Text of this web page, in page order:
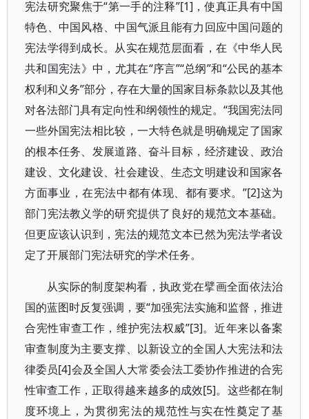
宪法研究聚焦于“第一手的注释”[1]，使真正具有中国
特色、中国风格、中国气派且能有力回应中国问题的
宪法学得到成长。从实在规范层面看，在《中华人民
共和国宪法》中，尤其在“序言”“总纲”和“公民的基本
权利和义务”部分，存在大量的国家目标条款以及其他
对各法部门具有定向性和纲领性的规定。“我国宪法同
一些外国宪法相比较，一大特色就是明确规定了国家
的根本任务、发展道路、奋斗目标，经济建设、政治
建设、文化建设、社会建设、生态文明建设和国家各
方面事业，在宪法中都有体现、都有要求。”[2]这为
部门宪法教义学的研究提供了良好的规范文本基础。
但更应该认识到，宪法的规范文本已然为宪法学者设
定了开展部门宪法研究的学术任务。
从实际的制度架构看，执政党在擘画全面依法治
国的蓝图时反复强调，要“加强宪法实施和监督，推进
合宪性审查工作，维护宪法权威”[3]。近年来以备案
审查制度为主要支撑、以新设立的全国人大宪法和法
律委员[4]会及全国人大常委会法工委协作推进的合宪
性审查工作，正取得越来越多的成效[5]。这些都在制
度环境上，为贯彻宪法的规范性与实在性奠定了基